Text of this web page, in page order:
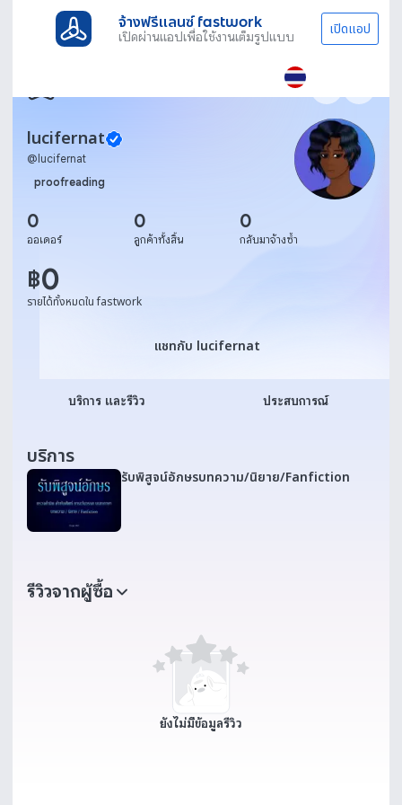
จ้างฟรีแลนซ์ fastwork
เปิดผ่านแอปเพื่อใช้งานเต็มรูปแบบ เปิดแอป
lucifernat
@ lucifernat
proofreading
0
ออเดอร์
0
ลูกค้าทั้งสิ้น
0
กลับมาจ้างซ้ำ
฿0
รายได้ทั้งหมดใน fastwork
แชทกับ lucifernat
แชทกับ lucifernat
บริการ และรีวิว ประสบการณ์
บริการ
รับพิสูจน์อักษรบทความ/นิยาย/Fanfiction
รีวิวจากผู้ซื้อ
ยังไม่มีข้อมูลรีวิว